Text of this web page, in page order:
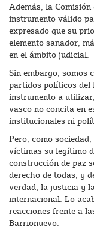
Además, la
instrumento válido
expresado que su
elemento sanador,
en el ámbito judicial.
Sin embargo, somos
partidos políticos del
instrumento a
vasco no concita en
institucionales ni
Pero, como
víctimas su legítimo
construcción de paz
derecho de todas, y
verdad, la justicia y
internacional. Lo
reacciones frente a
Barrionuevo.